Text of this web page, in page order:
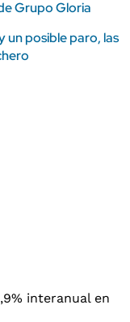
Grupo Gloria
un posible paro, las